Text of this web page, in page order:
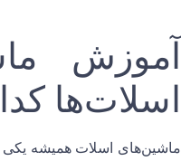
آموزش
اسلات‌ها
ماشین‌های اسلات همیشه یکی